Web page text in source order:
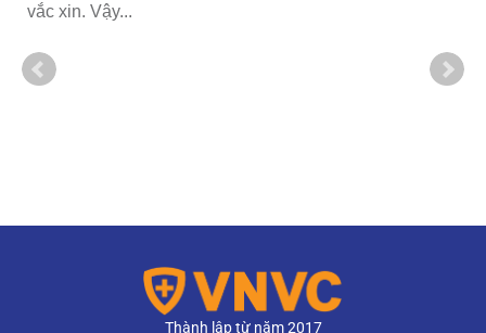
vắc xin. Vậy...
Thành lập từ năm 2017